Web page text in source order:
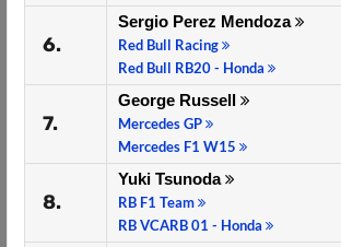
6.
Sergio Perez Mendoza
Red Bull Racing
Red Bull RB20 - Honda
7.
George Russell
Mercedes GP
Mercedes F1 W15
8.
Yuki Tsunoda
RB F1 Team
RB VCARB 01 - Honda